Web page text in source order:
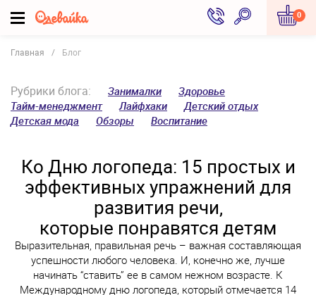
0
Главная Блог
Рубрики блога: Занималки
Здоровье
Тайм-менеджмент
Лайфхаки
Детский отдых
Детская мода
Обзоры Воспитание
Ко Дню логопеда: 15 простых и
эффективных упражнений для
развития речи,
которые понравятся детям
Выразительная, правильная речь – важная составляющая
успешности любого человека. И, конечно же, лучше
начинать “ставить” ее в самом нежном возрасте. К
Международному дню логопеда, который отмечается 14